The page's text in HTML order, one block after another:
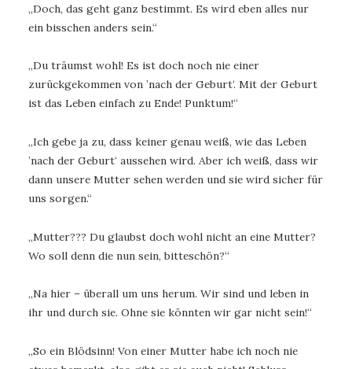
„Doch, das geht ganz bestimmt. Es wird eben alles nur
ein bisschen anders sein.“
„Du träumst wohl! Es ist doch noch nie einer
zurückgekommen von ’nach der Geburt‘. Mit der Geburt
ist das Leben einfach zu Ende! Punktum!“
„Ich gebe ja zu, dass keiner genau weiß, wie das Leben
’nach der Geburt‘ aussehen wird. Aber ich weiß, dass wir
dann unsere Mutter sehen werden und sie wird sicher für
uns sorgen.“
„Mutter??? Du glaubst doch wohl nicht an eine Mutter?
Wo soll denn die nun sein, bitteschön?“
„Na hier – überall um uns herum. Wir sind und leben in
ihr und durch sie. Ohne sie könnten wir gar nicht sein!“
„So ein Blödsinn! Von einer Mutter habe ich noch nie